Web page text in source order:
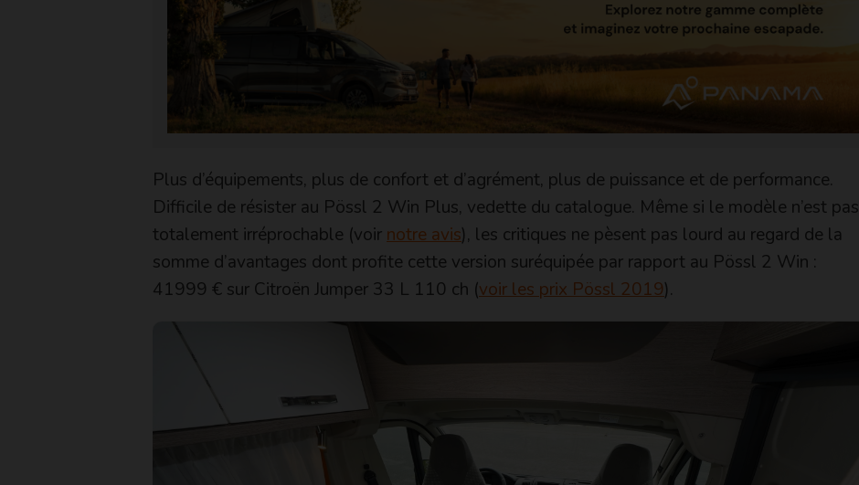
Plus d’équipements, plus de confort et d’agrément, plus de puissance et de performance.
Difficile de résister au Pössl 2 Win Plus, vedette du catalogue. Même si le modèle n’est pas
totalement irréprochable (voirnotre avis), les critiques ne pèsent pas lourd au regard de la
somme d’avantages dont profite cette version suréquipée par rapport au Pössl 2 Win :
41999 € sur Citroën Jumper 33 L 110 ch (voir les prix Pössl 2019).